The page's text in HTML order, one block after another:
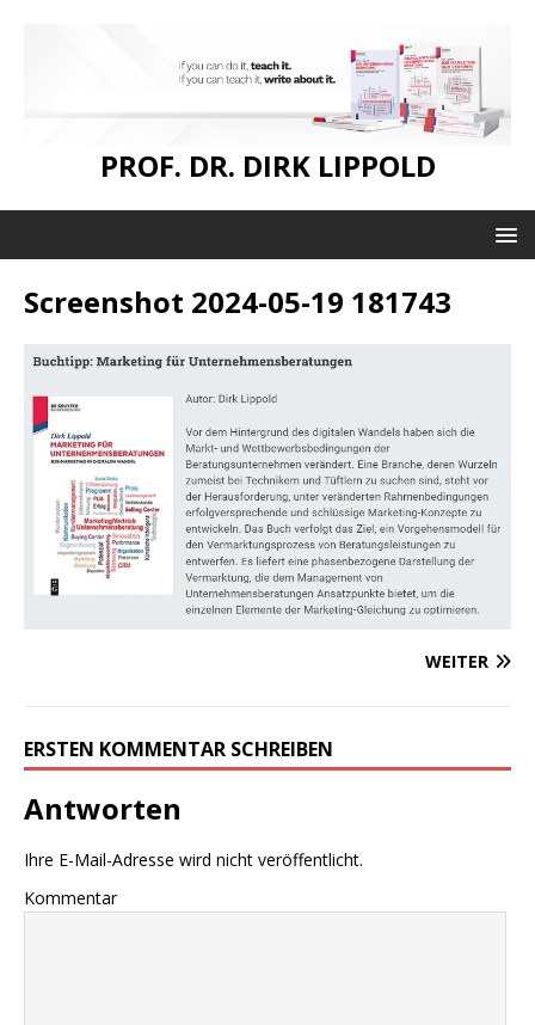
PROF. DR. DIRK LIPPOLD
Screenshot 2024-05-19 181743
WEITER
ERSTEN KOMMENTAR SCHREIBEN
Antworten
Ihre E-Mail-Adresse wird nicht veröffentlicht.
Kommentar